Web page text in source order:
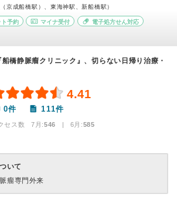
京成船橋駅）、東海神駅、新船橋駅）
ト予約 マイナ受付 電子処方せん対応
橋静脈瘤クリニック』、切らない日帰り治療・
4.41
0件 111件
セス数 7月:546 | 6月:585
いて
瘤専門外来